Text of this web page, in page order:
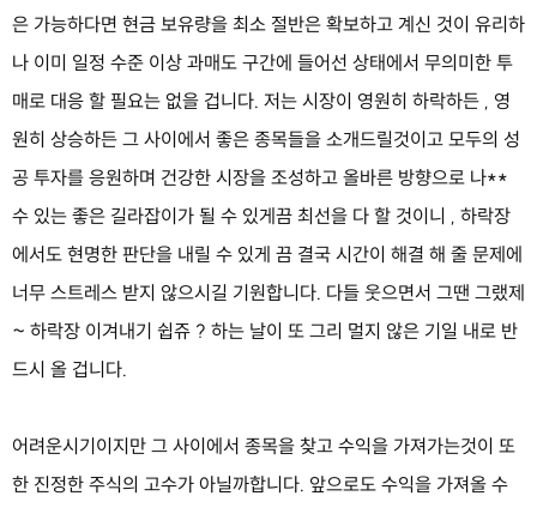
은 가능하다면 현금 보유량을 최소 절반은 확보하고 계신 것이 유리하
나 이미 일정 수준 이상 과매도 구간에 들어선 상태에서 무의미한 투
매로 대응 할 필요는 없을 겁니다. 저는 시장이 영원히 하락하든 , 영
원히 상승하든 그 사이에서 좋은 종목들을 소개드릴것이고 모두의 성
공 투자를 응원하며 건강한 시장을 조성하고 올바른 방향으로 나**
수 있는 좋은 길라잡이가 될 수 있게끔 최선을 다 할 것이니 , 하락장
에서도 현명한 판단을 내릴 수 있게 끔 결국 시간이 해결 해 줄 문제에
너무 스트레스 받지 않으시길 기원합니다. 다들 웃으면서 그땐 그랬제
~ 하락장 이겨내기 쉽쥬 ? 하는 날이 또 그리 멀지 않은 기일 내로 반
드시 올 겁니다.
어려운시기이지만 그 사이에서 종목을 찾고 수익을 가져가는것이 또
한 진정한 주식의 고수가 아닐까합니다. 앞으로도 수익을 가져올 수